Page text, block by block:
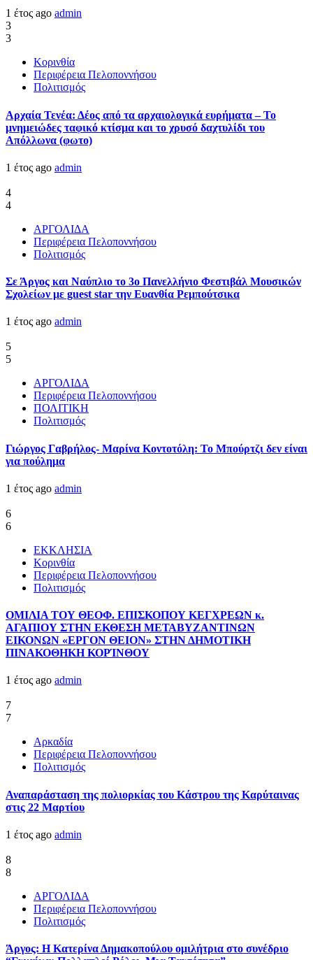
1 έτος ago admin
3
3
Κορινθία
Περιφέρεια Πελοποννήσου
Πολιτισμός
Αρχαία Τενέα: Δέος από τα αρχαιολογικά ευρήματα – Το
μνημειώδες ταφικό κτίσμα και το χρυσό δαχτυλίδι του
Απόλλωνα (φωτο)
1 έτος ago admin
4
4
ΑΡΓΟΛΙΔΑ
Περιφέρεια Πελοποννήσου
Πολιτισμός
Σε Άργος και Ναύπλιο το 3ο Πανελλήνιο Φεστιβάλ Μουσικών
Σχολείων με guest star την Ευανθία Ρεμπούτσικα
1 έτος ago admin
5
5
ΑΡΓΟΛΙΔΑ
Περιφέρεια Πελοποννήσου
ΠΟΛΙΤΙΚΗ
Πολιτισμός
Γιώργος Γαβρήλος- Μαρίνα Κοντοτόλη: Το Μπούρτζι δεν είναι
για πούλημα
1 έτος ago admin
6
6
ΕΚΚΛΗΣΙΑ
Κορινθία
Περιφέρεια Πελοποννήσου
Πολιτισμός
ΟΜΙΛΙΑ ΤΟΥ ΘΕΟΦ. ΕΠΙΣΚΟΠΟΥ ΚΕΓΧΡΕΩΝ κ.
ΑΓΑΠΙΟΥ ΣΤΗΝ ΕΚΘΕΣΗ ΜΕΤΑΒΥΖΑΝΤΙΝΩΝ
ΕΙΚΟΝΩΝ «ΕΡΓΟΝ ΘΕΙΟΝ» ΣΤΗΝ ΔΗΜΟΤΙΚΗ
ΠΙΝΑΚΟΘΗΚΗ ΚΟΡΊΝΘΟΥ
1 έτος ago admin
7
7
Αρκαδία
Περιφέρεια Πελοποννήσου
Πολιτισμός
Αναπαράσταση της πολιορκίας του Κάστρου της Καρύταινας
στις 22 Μαρτίου
1 έτος ago admin
8
8
ΑΡΓΟΛΙΔΑ
Περιφέρεια Πελοποννήσου
Πολιτισμός
Άργος: Η Κατερίνα Δημακοπούλου ομιλήτρια στο συνέδριο